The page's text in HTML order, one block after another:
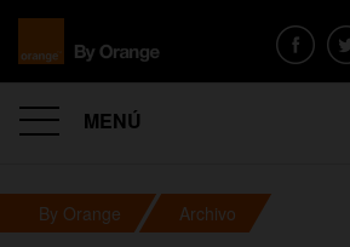
MENÚ
By Orange Archivo